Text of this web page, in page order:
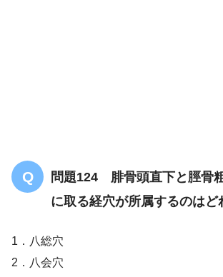
問題124 腓骨頭直下と脛骨
に取る経穴が所属するのはど
1．八総穴
2．八会穴